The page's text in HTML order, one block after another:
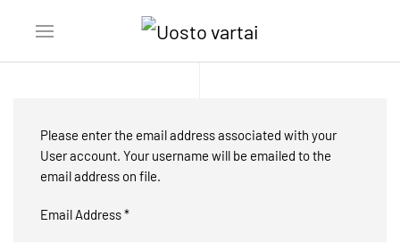
Please enter the email address associated with your
User account. Your username will be emailed to the
email address on file.
Email Address*